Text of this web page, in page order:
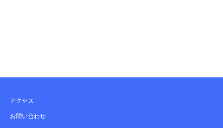
アクセス
お問い合わせ